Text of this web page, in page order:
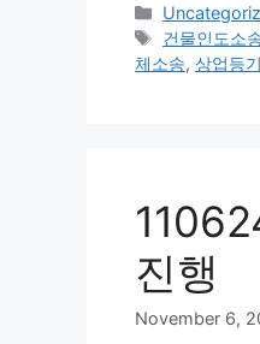
Categories
Tags
건물인도소
체소송, 상업등
진행
November 6,